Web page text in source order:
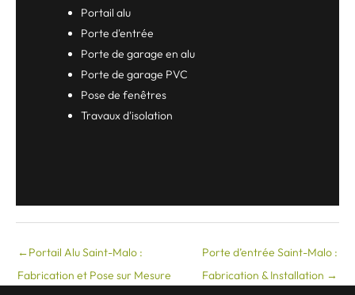
Portail alu
Porte d'entrée
Porte de garage en alu
Porte de garage PVC
Pose de fenêtres
Travaux d'isolation
←Portail Alu Saint-Malo :
Fabrication et Pose sur Mesure
Porte d’entrée Saint-Malo :
Fabrication & Installation →